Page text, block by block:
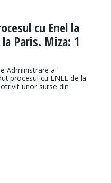
cu Enel la
Paris. Miza: 1
Administrare a
procesul cu ENEL de la
unor surse din